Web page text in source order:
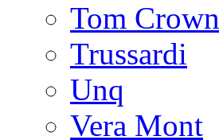
Tom Crown
Trussardi
Unq
Vera Mont